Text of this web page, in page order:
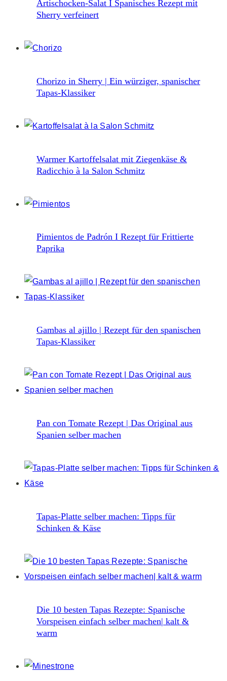
Artischocken-Salat I Spanisches Rezept mit
Sherry verfeinert
Chorizo in Sherry | Ein würziger, spanischer
Tapas-Klassiker
Warmer Kartoffelsalat mit Ziegenkäse &
Radicchio à la Salon Schmitz
Pimientos de Padrón I Rezept für Frittierte
Paprika
Gambas al ajillo | Rezept für den spanischen
Tapas-Klassiker
Pan con Tomate Rezept | Das Original aus
Spanien selber machen
Tapas-Platte selber machen: Tipps für
Schinken & Käse
Die 10 besten Tapas Rezepte: Spanische
Vorspeisen einfach selber machen| kalt &
warm